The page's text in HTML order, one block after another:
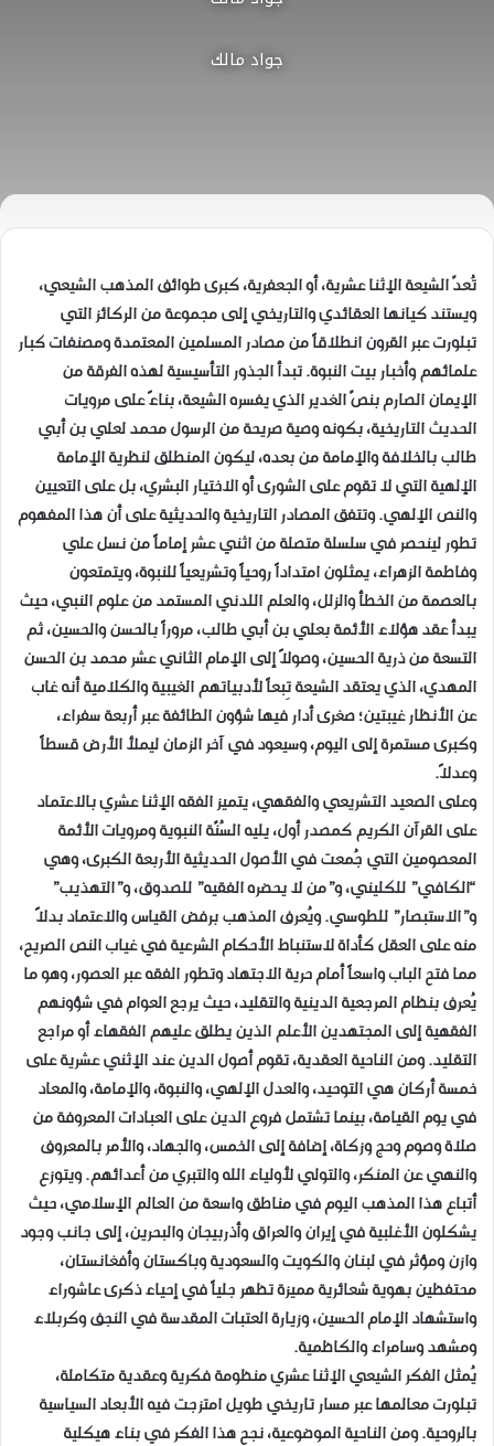
جواد مالك
تُعدّ الشيعة الإثنا عشرية، أو الجعفرية، كبرى طوائف المذهب الشيعي،
ويستند كيانها العقائدي والتاريخي إلى مجموعة من الركائز التي
تبلورت عبر القرون انطلاقاً من مصادر المسلمين المعتمدة ومصنفات كبار
علمائهم وأخبار بيت النبوة. تبدأ الجذور التأسيسية لهذه الفرقة من
الإيمان الصارم بنصّ الغدير الذي يفسره الشيعة، بناءً على مرويات
الحديث التاريخية، بكونه وصية صريحة من الرسول محمد لعلي بن أبي
طالب بالخلافة والإمامة من بعده، ليكون المنطلق لنظرية الإمامة
الإلهية التي لا تقوم على الشورى أو الاختيار البشري، بل على التعيين
والنص الإلهي. وتتفق المصادر التاريخية والحديثية على أن هذا المفهوم
تطور لينحصر في سلسلة متصلة من اثني عشر إماماً من نسل علي
وفاطمة الزهراء، يمثلون امتداداً روحياً وتشريعياً للنبوة، ويتمتعون
بالعصمة من الخطأ والزلل، والعلم اللدني المستمد من علوم النبي، حيث
يبدأ عقد هؤلاء الأئمة بعلي بن أبي طالب، مروراً بالحسن والحسين، ثم
التسعة من ذرية الحسين، وصولاً إلى الإمام الثاني عشر محمد بن الحسن
المهدي، الذي يعتقد الشيعة تِبعاً لأدبياتهم الغيبية والكلامية أنه غاب
عن الأنظار غيبتين؛ صغرى أدار فيها شؤون الطائفة عبر أربعة سفراء،
وكبرى مستمرة إلى اليوم، وسيعود في آخر الزمان ليملأ الأرض قسطاً
وعدلاً.
​وعلى الصعيد التشريعي والفقهي، يتميز الفقه الإثنا عشري بالاعتماد
على القرآن الكريم كمصدر أول، يليه السُنّة النبوية ومرويات الأئمة
المعصومين التي جُمعت في الأصول الحديثية الأربعة الكبرى، وهي
“الكافي” للكليني، و”من لا يحضره الفقيه” للصدوق، و”التهذيب”
و”الاستبصار” للطوسي. ويُعرف المذهب برفض القياس والاعتماد بدلاً
منه على العقل كأداة لاستنباط الأحكام الشرعية في غياب النص الصريح،
مما فتح الباب واسعاً أمام حرية الاجتهاد وتطور الفقه عبر العصور، وهو ما
يُعرف بنظام المرجعية الدينية والتقليد، حيث يرجع العوام في شؤونهم
الفقهية إلى المجتهدين الأعلم الذين يطلق عليهم الفقهاء أو مراجع
التقليد. ومن الناحية العقدية، تقوم أصول الدين عند الإثني عشرية على
خمسة أركان هي التوحيد، والعدل الإلهي، والنبوة، والإمامة، والمعاد
في يوم القيامة، بينما تشتمل فروع الدين على العبادات المعروفة من
صلاة وصوم وحج وزكاة، إضافة إلى الخمس، والجهاد، والأمر بالمعروف
والنهي عن المنكر، والتولي لأولياء الله والتبري من أعدائهم. ويتوزع
أتباع هذا المذهب اليوم في مناطق واسعة من العالم الإسلامي، حيث
يشكلون الأغلبية في إيران والعراق وأذربيجان والبحرين، إلى جانب وجود
وازن ومؤثر في لبنان والكويت والسعودية وباكستان وأفغانستان،
محتفظين بهوية شعائرية مميزة تظهر جلياً في إحياء ذكرى عاشوراء
واستشهاد الإمام الحسين، وزيارة العتبات المقدسة في النجف وكربلاء
ومشهد وسامراء والكاظمية.
​يُمثل الفكر الشيعي الإثنا عشري منظومة فكرية وعقدية متكاملة،
تبلورت معالمها عبر مسار تاريخي طويل امتزجت فيه الأبعاد السياسية
بالروحية. ومن الناحية الموضوعية، نجح هذا الفكر في بناء هيكلية